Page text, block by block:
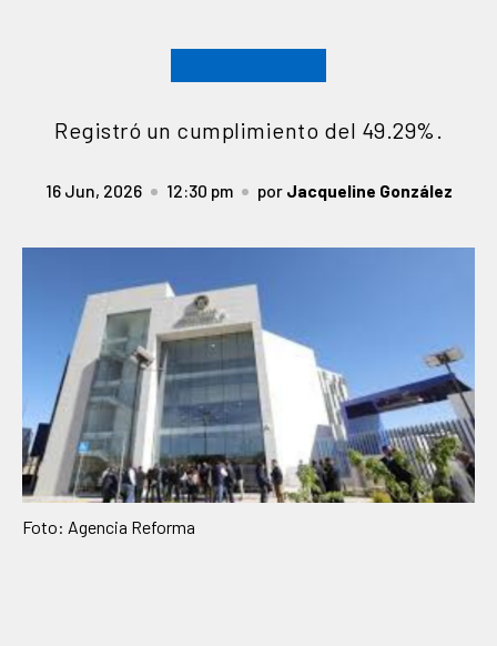
Registró un cumplimiento del 49.29%.
16 Jun, 2026 12:30 pm por Jacqueline González
Foto: Agencia Reforma